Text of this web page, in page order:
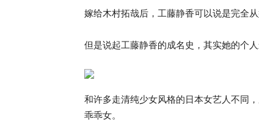
嫁给木村拓哉后，工藤静香可以说是完全从
但是说起工藤静香的成名史，其实她的个
和许多走清纯少女风格的日本女艺人不同
乖乖女。